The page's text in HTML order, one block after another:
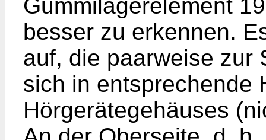
Gummilagerelement
besser zu erkennen.
auf, die paarweise zur
sich in entsprechende
Hörgerätegehäuses